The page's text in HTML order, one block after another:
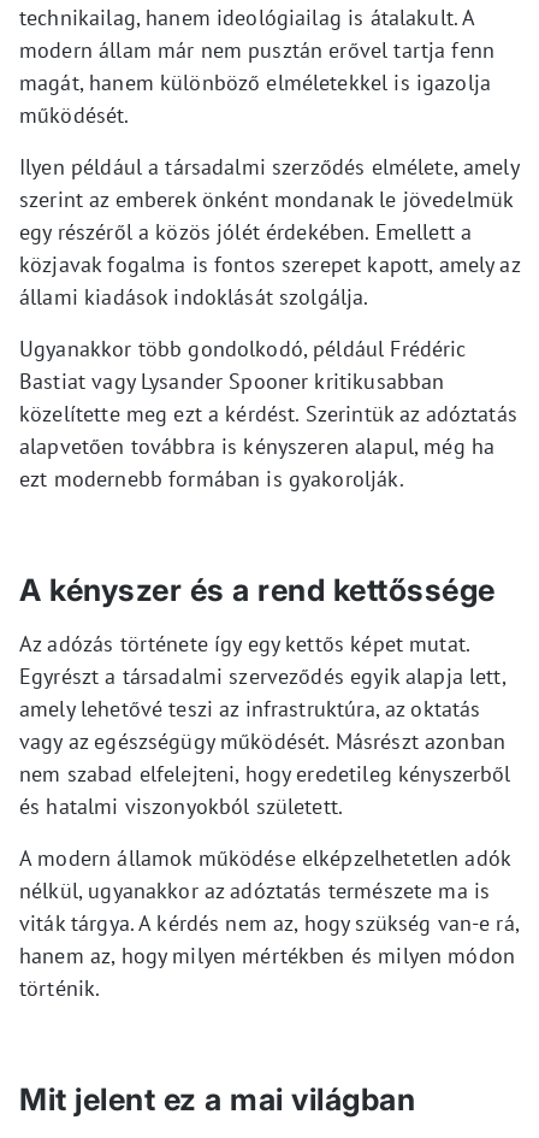
technikailag, hanem ideológiailag is átalakult. A
modern állam már nem pusztán erővel tartja fenn
magát, hanem különböző elméletekkel is igazolja
működését.
Ilyen például a társadalmi szerződés elmélete, amely
szerint az emberek önként mondanak le jövedelmük
egy részéről a közös jólét érdekében. Emellett a
közjavak fogalma is fontos szerepet kapott, amely az
állami kiadások indoklását szolgálja.
Ugyanakkor több gondolkodó, például Frédéric
Bastiat vagy Lysander Spooner kritikusabban
közelítette meg ezt a kérdést. Szerintük az adóztatás
alapvetően továbbra is kényszeren alapul, még ha
ezt modernebb formában is gyakorolják.
A kényszer és a rend kettőssége
Az adózás története így egy kettős képet mutat.
Egyrészt a társadalmi szerveződés egyik alapja lett,
amely lehetővé teszi az infrastruktúra, az oktatás
vagy az egészségügy működését. Másrészt azonban
nem szabad elfelejteni, hogy eredetileg kényszerből
és hatalmi viszonyokból született.
A modern államok működése elképzelhetetlen adók
nélkül, ugyanakkor az adóztatás természete ma is
viták tárgya. A kérdés nem az, hogy szükség van-e rá,
hanem az, hogy milyen mértékben és milyen módon
történik.
Mit jelent ez a mai világban